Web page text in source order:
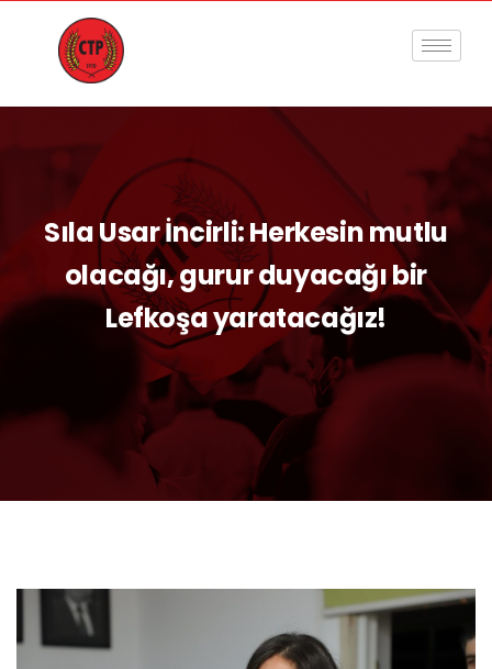
Sıla Usar İncirli: Herkesin mutlu
olacağı, gurur duyacağı bir
Lefkoşa yaratacağız!